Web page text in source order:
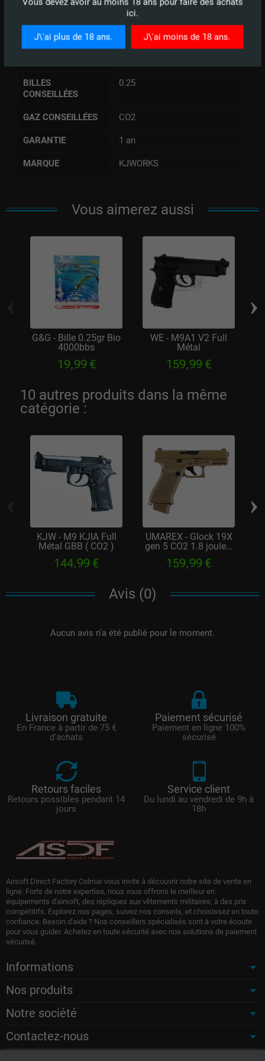
ici.
J\'ai plus de 18 ans. J\'ai moins de 18 ans.
POIDS 1100 gr
MODE DE TIR SAFE / SEMI
CAPACITÉ
25 billes
BILLES
CONSEILLÉES
0.25
GAZ CONSEILLÉES CO2
GARANTIE 1 an
MARQUE KJWORKS
Vous aimerez aussi
G&G - Bille 0.25gr Bio
4000bbs
19,99 €
WE - M9A1 V2 Full
Métal
159,99 €
›
10 autres produits dans la même
catégorie :
KJW - M9 KJIA Full
Métal GBB ( CO2 )
144,99 €
UMAREX - Glock 19X
gen 5 CO2 1.8 joule...
159,99 €
›
Avis (0)
Aucun avis n'a été publié pour le moment.
Livraison gratuite
En France à partir de 75 €
d'achats
Paiement sécurisé
Paiement en ligne 100%
sécurisé
Retours faciles
Retours possibles pendant 14
jours
Service client
Du lundi au vendredi de 9h à
18h
Airsoft Direct Factory Colmar vous invite à découvrir notre site de vente en
ligne. Forts de notre expertise, nous vous offrons le meilleur en
équipements d'airsoft, des répliques aux vêtements militaires, à des prix
compétitifs. Explorez nos pages, suivez nos conseils, et choisissez en toute
confiance. Besoin d'aide ? Nos conseillers spécialisés sont à votre écoute
pour vous guider. Achetez en toute sécurité avec nos solutions de paiement
sécurisé.
Informations
Nos produits
Notre société
Contactez-nous